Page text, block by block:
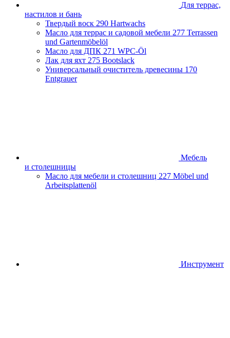
Для террас,
настилов и бань
Твердый воск 290 Hartwachs
Масло для террас и садовой мебели 277 Terrassen
und Gartenmöbelöl
Масло для ДПК 271 WPC-Öl
Лак для яхт 275 Bootslack
Универсальный очиститель древесины 170
Entgrauer
Мебель
и столешницы
Масло для мебели и столешниц 227 Möbel und
Arbeitsplattenöl
Инструмент